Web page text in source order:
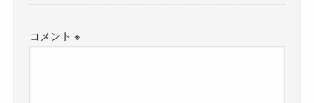
コメント※